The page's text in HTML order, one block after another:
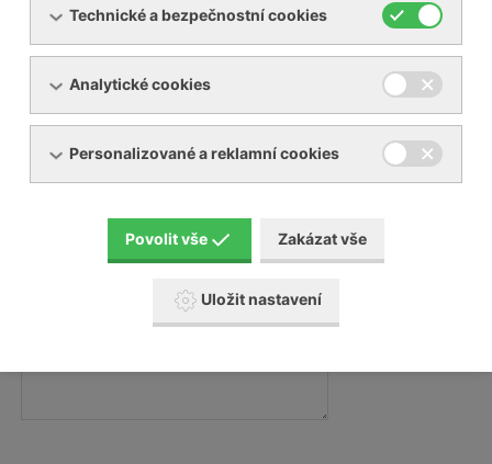
Váš telefon:
Technické a bezpečnostní cookies
Analytické cookies
Personalizované a reklamní cookies
Povolit vše Zakázat vše
Uložit nastavení